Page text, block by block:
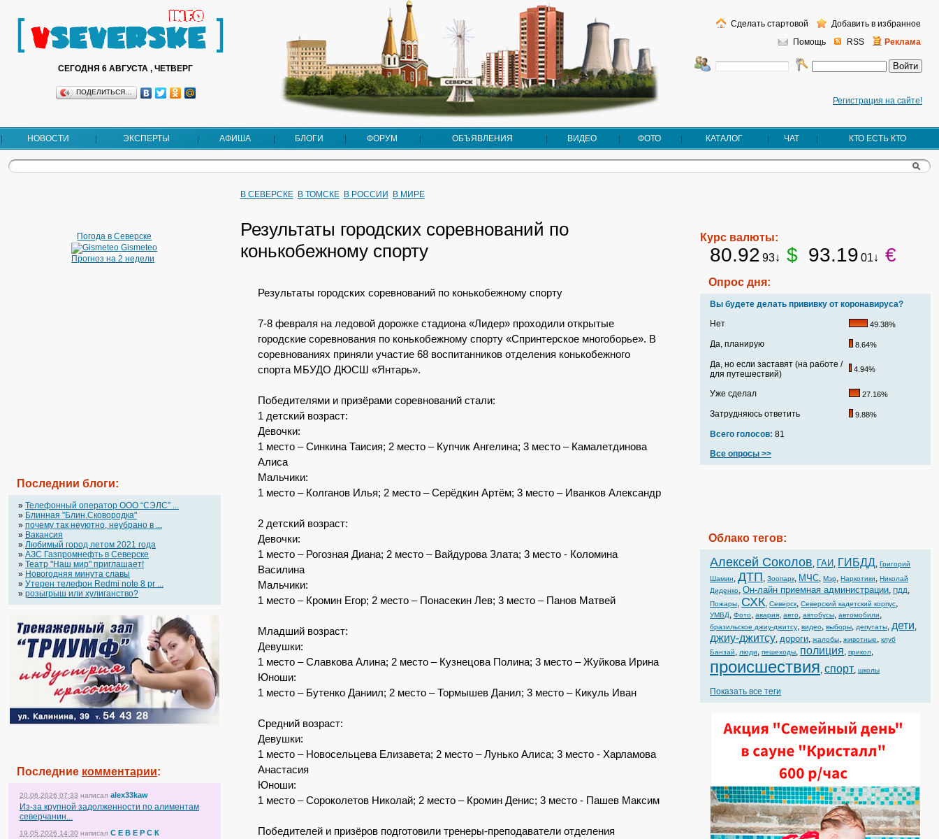
СЕГОДНЯ 6 АВГУСТА , ЧЕТВЕРГ
ПОДЕЛИТЬСЯ…
Регистрация на сайте!
Помощь RSS Реклама
Сделать стартовой Добавить в избранное
НОВОСТИ ЭКСПЕРТЫ АФИША БЛОГИ ФОРУМ ОБЪЯВЛЕНИЯ ВИДЕО ФОТО КАТАЛОГ ЧАТ КТО ЕСТЬ КТО
Погода в Северске
Gismeteo
Прогноз на 2 недели
Последнии блоги:
» Телефонный оператор OOO “СЭЛС” ...
» Блинная "Блин.Сковородка"
» почему так неуютно, неубрано в ...
» Вакансия
» Любимый город летом 2021 года
» АЗС Газпромнефть в Северске
» Театр "Наш мир" приглашает!
» Новогодняя минута славы
» Утерен телефон Redmi note 8 pr ...
» розыгрыш или хулиганство?
Последние комментарии:
20.06.2026 07:33 написал alex33kaw
Из-за крупной задолженности по алиментам
северчанин...
19.05.2026 14:30 написал С Е В Е Р С К
В СЕВЕРСКЕ В ТОМСКЕ В РОССИИ В МИРЕ
Результаты городских соревнований по
конькобежному спорту
Результаты городских соревнований по конькобежному спорту
7-8 февраля на ледовой дорожке стадиона «Лидер» проходили открытые
городские соревнования по конькобежному спорту «Спринтерское многоборье». В
соревнованиях приняли участие 68 воспитанников отделения конькобежного
спорта МБУДО ДЮСШ «Янтарь».
Победителями и призёрами соревнований стали:
1 детский возраст:
Девочки:
1 место – Синкина Таисия; 2 место – Купчик Ангелина; 3 место – Камалетдинова
Алиса
Мальчики:
1 место – Колганов Илья; 2 место – Серёдкин Артём; 3 место – Иванков Александр
2 детский возраст:
Девочки:
1 место – Рогозная Диана; 2 место – Вайдурова Злата; 3 место - Коломина
Василина
Мальчики:
1 место – Кромин Егор; 2 место – Понасекин Лев; 3 место – Панов Матвей
Младший возраст:
Девушки:
1 место – Славкова Алина; 2 место – Кузнецова Полина; 3 место – Жуйкова Ирина
Юноши:
1 место – Бутенко Даниил; 2 место – Тормышев Данил; 3 место – Кикуль Иван
Средний возраст:
Девушки:
1 место – Новосельцева Елизавета; 2 место – Лунько Алиса; 3 место - Харламова
Анастасия
Юноши:
1 место – Сороколетов Николай; 2 место – Кромин Денис; 3 место - Пашев Максим
Победителей и призёров подготовили тренеры-преподаватели отделения
Курс валюты:
80.92 93↓ $ 93.19 01↓ €
Опрос дня:
Вы будете делать прививку от коронавируса?
Нет
49.38%
Да, планирую 8.64%
Да, но если заставят (на работе /
для путешествий)
4.94%
Уже сделал 27.16%
Затрудняюсь ответить 9.88%
Всего голосов: 81
Все опросы >>
Облако тегов:
Алексей Соколов, ГАИ, ГИБДД, Григорий
Шамин, ДТП, Зоопарк, МЧС, Мэр, Наркотики, Николай
Диденко, Он-лайн приемная администрации, ПДД,
Пожары, СХК, Северск, Северский кадетский корпус,
УМВД, Фото, авария, авто, автобусы, автомобили,
бразильское джиу-джитсу, видео, выборы, депутаты, дети,
джиу-джитсу, дороги, жалобы, животные, клуб
Банзай, люди, пешеходы, полиция, прикол,
происшествия, спорт, школы
Показать все теги